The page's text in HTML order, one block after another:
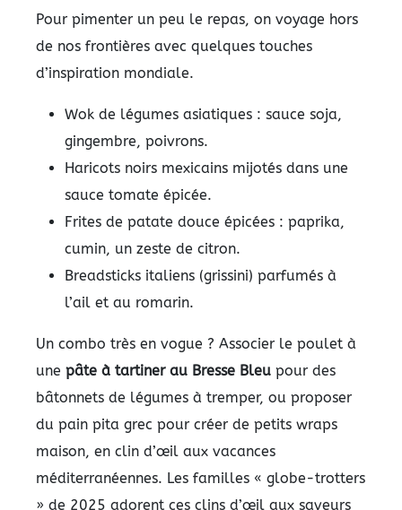
Pour pimenter un peu le repas, on voyage hors
de nos frontières avec quelques touches
d’inspiration mondiale.
Wok de légumes asiatiques : sauce soja,
gingembre, poivrons.
Haricots noirs mexicains mijotés dans une
sauce tomate épicée.
Frites de patate douce épicées : paprika,
cumin, un zeste de citron.
Breadsticks italiens (grissini) parfumés à
l’ail et au romarin.
Un combo très en vogue ? Associer le poulet à
une pâte à tartiner au Bresse Bleu pour des
bâtonnets de légumes à tremper, ou proposer
du pain pita grec pour créer de petits wraps
maison, en clin d’œil aux vacances
méditerranéennes. Les familles « globe-trotters
» de 2025 adorent ces clins d’œil aux saveurs